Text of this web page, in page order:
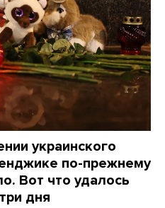
украинского
по-прежнему
Вот что удалось
дня